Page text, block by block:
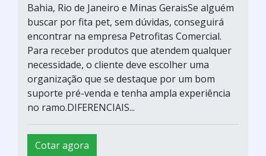
Bahia, Rio de Janeiro e Minas GeraisSe alguém
buscar por fita pet, sem dúvidas, conseguirá
encontrar na empresa Petrofitas Comercial.
Para receber produtos que atendem qualquer
necessidade, o cliente deve escolher uma
organização que se destaque por um bom
suporte pré-venda e tenha ampla experiência
no ramo.DIFERENCIAIS...
Cotar agora